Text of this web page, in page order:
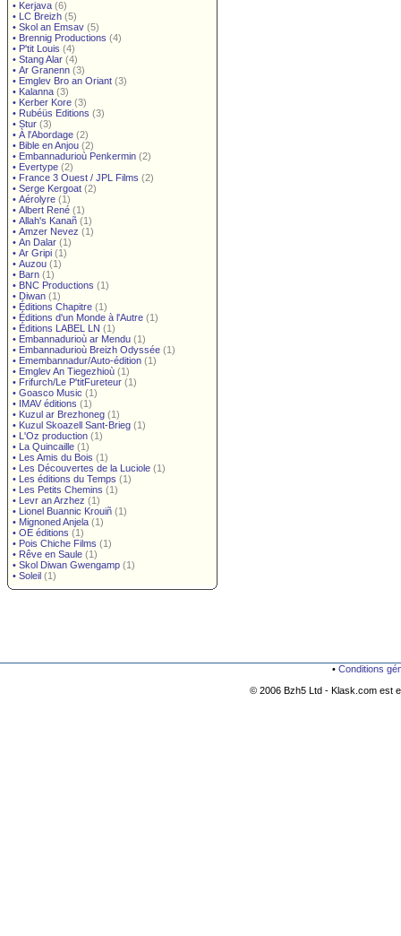
• Kerjava (6)
• LC Breizh (5)
• Skol an Emsav (5)
• Brennig Productions (4)
• P'tit Louis (4)
• Stang Alar (4)
• Ar Granenn (3)
• Emglev Bro an Oriant (3)
• Kalanna (3)
• Kerber Kore (3)
• Rubéüs Editions (3)
• Stur (3)
• À l'Abordage (2)
• Bible en Anjou (2)
• Embannadurioù Penkermin (2)
• Evertype (2)
• France 3 Ouest / JPL Films (2)
• Serge Kergoat (2)
• Aérolyre (1)
• Albert René (1)
• Allah's Kanañ (1)
• Amzer Nevez (1)
• An Dalar (1)
• Ar Gripi (1)
• Auzou (1)
• Barn (1)
• BNC Productions (1)
• Diwan (1)
• Éditions Chapitre (1)
• Éditions d'un Monde à l'Autre (1)
• Éditions LABEL LN (1)
• Embannadurioù ar Mendu (1)
• Embannadurioù Breizh Odyssée (1)
• Emembannadur/Auto-édition (1)
• Emglev An Tiegezhioù (1)
• Frifurch/Le P'titFureteur (1)
• Goasco Music (1)
• IMAV éditions (1)
• Kuzul ar Brezhoneg (1)
• Kuzul Skoazell Sant-Brieg (1)
• L'Oz production (1)
• La Quincaille (1)
• Les Amis du Bois (1)
• Les Découvertes de la Luciole (1)
• Les éditions du Temps (1)
• Les Petits Chemins (1)
• Levr an Arzhez (1)
• Lionel Buannic Krouiñ (1)
• Mignoned Anjela (1)
• OE éditions (1)
• Pois Chiche Films (1)
• Rêve en Saule (1)
• Skol Diwan Gwengamp (1)
• Soleil (1)
• Conditions
© 2006 Bzh5 Ltd - Klask.com est